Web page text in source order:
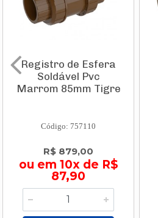
Registro de Esfera
Soldável Pvc
Marrom 85mm Tigre
Código: 757110
R$ 879,00
ou em 10x de R$
87,90